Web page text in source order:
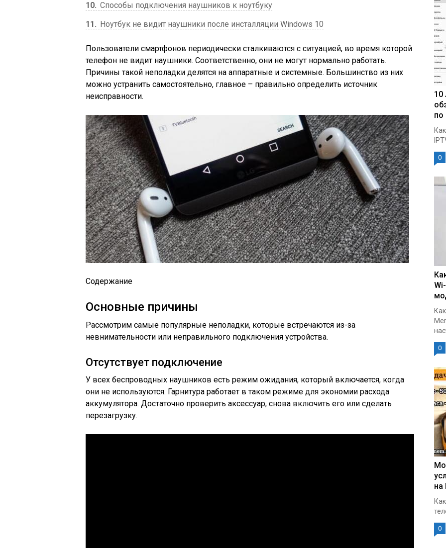
10 Способы подключения наушников к ноутбуку
11
Ноутбук не видит наушники после инсталляции Windows 10
Пользователи смартфонов периодически сталкиваются с ситуацией, во время которой
телефон не видит наушники. Соответственно, они не могут нормально работать.
Причины такой неполадки делятся на аппаратные и системные. Большинство из них
можно устранить самостоятельно, главное – правильно определить источник
неисправности.
Содержание
Основные причины
Рассмотрим самые популярные неполадки, которые встречаются из-за
невнимательности или неправильного подключения устройства.
Отсутствует подключение
У всех беспроводных наушников есть режим ожидания, который включается, когда
они не используются. Гарнитура работает в таком режиме для экономии расхода
аккумулятора. Достаточно проверить аксессуар, снова включить его или сделать
перезагрузку.
10
по
0
0
на
0